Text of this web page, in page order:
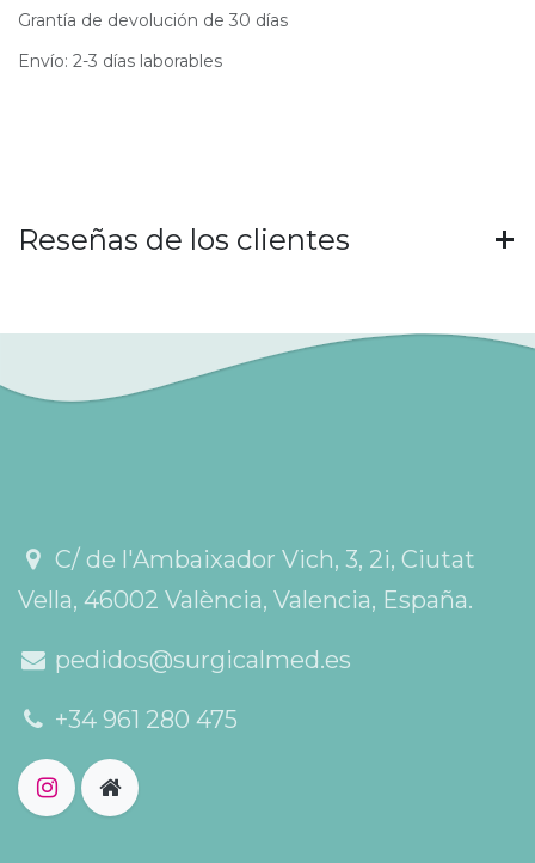
Grantía de devolución de 30 días
Envío: 2-3 días laborables
Reseñas de los clientes
C/ de l'Ambaixador Vich, 3, 2i, Ciutat
Vella, 46002 València, Valencia, España.
pedidos@surgicalmed.es
+34 961 280 475